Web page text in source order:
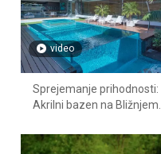
video
Sprejemanje prihodnosti:
Akrilni bazen na Bližnjem